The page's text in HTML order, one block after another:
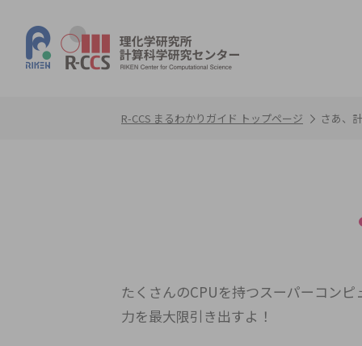
R-CCS まるわかりガイド トップページ さあ、
たくさんのCPUを持つスーパーコン
力を最大限引き出すよ！